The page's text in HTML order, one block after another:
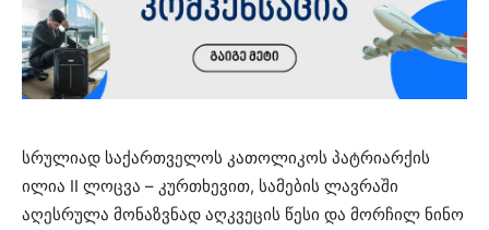
სრულიად საქართველოს კათოლიკოს პატრიარქის
ილია II ლოცვა – კურთხევით, სამების ლავრაში
აღესრულა მონაზვნად აღკვეცის წესი და მორჩილ ნინო